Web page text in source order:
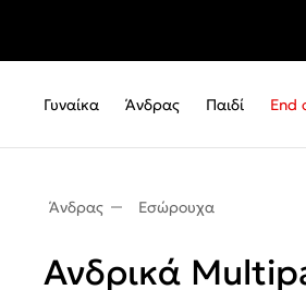
Γυναίκα Άνδρας Παιδί End
Άνδρας Εσώρουχα
Ανδρικά